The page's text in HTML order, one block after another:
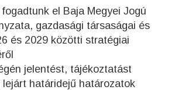
el Baja Megyei Jogú
gazdasági társaságai és
és 2029 közötti stratégiai
jelentést, tájékoztatást
határidejű határozatok